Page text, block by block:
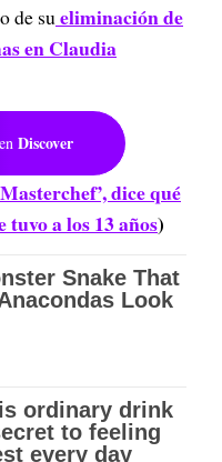
de sueliminación de
en Claudia
en Discover
dice qué
tuvo a los 13 años)